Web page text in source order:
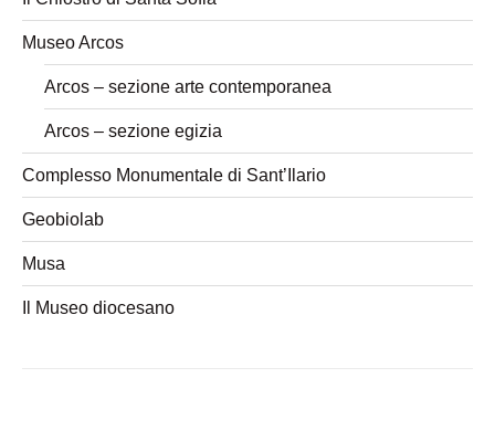
Museo Arcos
Arcos – sezione arte contemporanea
Arcos – sezione egizia
Complesso Monumentale di Sant’Ilario
Geobiolab
Musa
Il Museo diocesano